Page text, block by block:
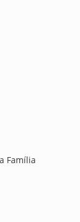
Família